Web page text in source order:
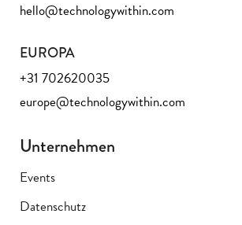
hello@technologywithin.com
EUROPA
+31 702620035
europe@technologywithin.com
Unternehmen
Events
Datenschutz